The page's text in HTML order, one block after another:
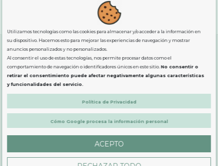
para comprassuperiores a 80€
SOBRE NOSOTROS
LEGAL
PRODUCTOS
CONTÁCTANOS
Utilizamos tecnologías como las cookies para almacenar y/o acceder a la información en
su dispositivo. Hacemos esto para mejorar las experiencias de navegación y mostrar
anuncios personalizados y no personalizados.
Al consentir el uso de estas tecnologías, nos permite procesar datos como el
comportamiento de navegación o identificadores únicos en este sitio.No consentir o
retirar el consentimiento puede afectar negativamente algunas características
y funcionalidades del servicio.
Política de Privacidad
Cómo Google procesa la información personal
ACEPTO